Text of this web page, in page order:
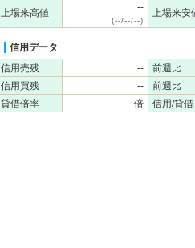
上場来高値 --
(--/--/--)
上場来安
信用データ
信用売残
--
前週比
信用買残
--
前週比
貸借倍率
--倍 信用/貸借